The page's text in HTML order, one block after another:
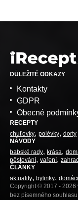
DŮLEŽITÉ ODKAZY
Kontakty
GDPR
Obecné
RECEPTY
chuťovky polévky dorty
NÁVODY
babské rady krása
pěstování vaření
ČLÁNKY
aktuality bylinky
Copyright © 2017 - 2026
bez písemného